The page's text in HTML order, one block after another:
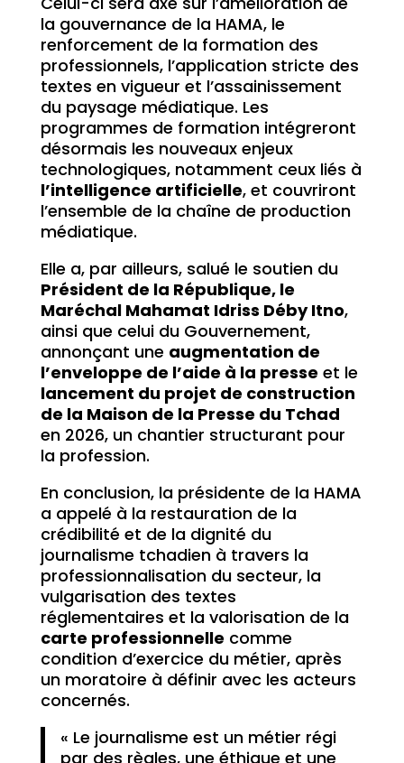
la gouvernance de la HAMA, le
renforcement de la formation des
professionnels, l’application stricte des
textes en vigueur et l’assainissement
du paysage médiatique. Les
programmes de formation intégreront
désormais les nouveaux enjeux
technologiques, notamment ceux liés à
l’intelligence artificielle, et couvriront
l’ensemble de la chaîne de production
médiatique.
Elle a, par ailleurs, salué le soutien du
Président de la République, le
Maréchal Mahamat Idriss Déby Itno,
ainsi que celui du Gouvernement,
annonçant une augmentation de
l’enveloppe de l’aide à la presse et le
lancement du projet de construction
de la Maison de la Presse du Tchad
en 2026, un chantier structurant pour
la profession.
En conclusion, la présidente de la HAMA
a appelé à la restauration de la
crédibilité et de la dignité du
journalisme tchadien à travers la
professionnalisation du secteur, la
vulgarisation des textes
réglementaires et la valorisation de la
carte professionnelle comme
condition d’exercice du métier, après
un moratoire à définir avec les acteurs
concernés.
« Le journalisme est un métier régi
par des règles, une éthique et une